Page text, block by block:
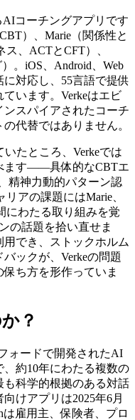
コーチングアプリです
）、Marie（関係性と
、ACTとCFT）、
。iOS、Android、Web
対応し、55言語で提供
います。Verkeはエビ
スパイアされたコーチ
代替ではありません。
いたところ、Verkeでは
ます——具体的なCBTエ
精神力動的パターン認
アの課題にはMarie、
にわたる取り組みを覚
の話題を拾い直せま
でき、ストックホルム
ックが、Verkeの問題
ち方を形作っていま
？
ォードで開発されたAI
約10年にわたる複数の
科学的根拠のある対話
けアプリは2025年6月
は雇用主、保険者、プロ